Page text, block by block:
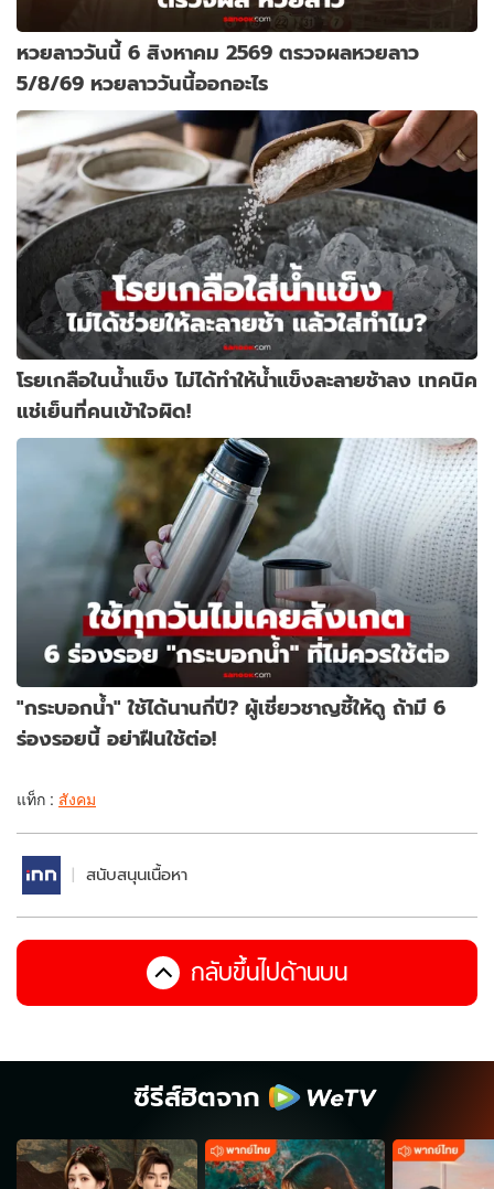
หวยลาววันนี้ 6 สิงหาคม 2569 ตรวจผลหวยลาว
5/8/69 หวยลาววันนี้ออกอะไร
โรยเกลือในน้ำแข็ง ไม่ได้ทำให้น้ำแข็งละลายช้าลง เทคนิค
แช่เย็นที่คนเข้าใจผิด!
"กระบอกน้ำ" ใช้ได้นานกี่ปี? ผู้เชี่ยวชาญชี้ให้ดู ถ้ามี 6
ร่องรอยนี้ อย่าฝืนใช้ต่อ!
แท็ก : สังคม
สนับสนุนเนื้อหา
กลับขึ้นไปด้านบน
ซีรีส์ฮิตจาก